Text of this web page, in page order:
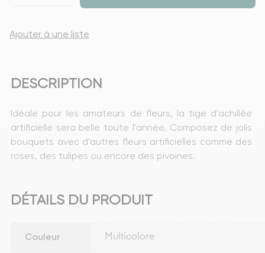
Ajouter à une liste
DESCRIPTION
Idéale pour les amateurs de fleurs, la tige d'achillée
artificielle sera belle toute l'année. Composez de jolis
bouquets avec d'autres fleurs artificielles comme des
roses, des tulipes ou encore des pivoines.
DÉTAILS DU PRODUIT
Couleur Multicolore